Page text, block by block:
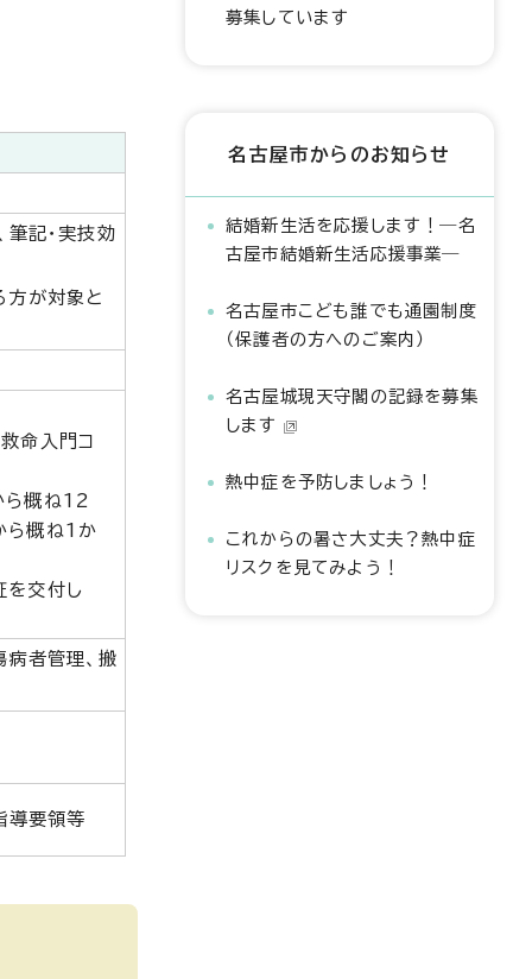
筆記・実技効
方が対象と
命入門コ
ら概ね12
ら概ね1か
を交付し
病者管理、搬
導要領等
募集しています
名古屋市からのお知らせ
結婚新生活を応援します！―名
古屋市結婚新生活応援事業―
名古屋市こども誰でも通園制度
（保護者の方へのご案内）
名古屋城現天守閣の記録を募集
します
熱中症を予防しましょう！
これからの暑さ大丈夫？熱中症
リスクを見てみよう！